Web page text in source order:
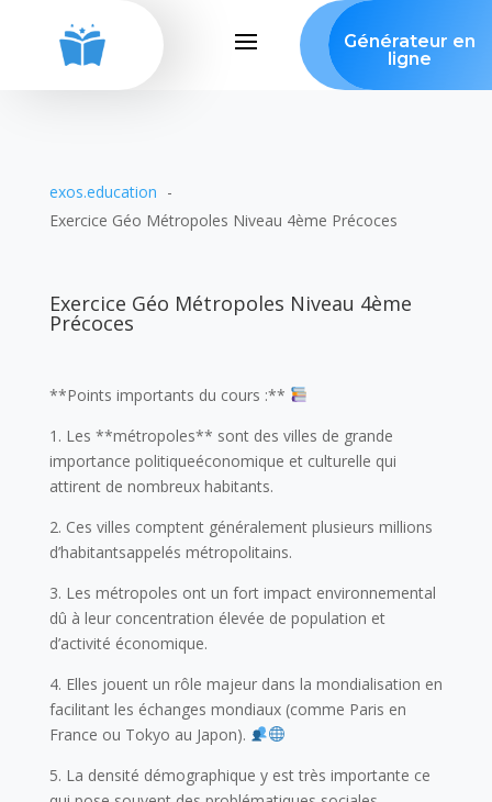
Générateur en
ligne
exos.education
Exercice Géo Métropoles Niveau 4ème Précoces
Exercice Géo Métropoles Niveau 4ème
Précoces
**Points importants du cours :**
1. Les **métropoles** sont des villes de grande
importance politiqueéconomique et culturelle qui
attirent de nombreux habitants.
2. Ces villes comptent généralement plusieurs millions
d’habitantsappelés métropolitains.
3. Les métropoles ont un fort impact environnemental
dû à leur concentration élevée de population et
d’activité économique.
4. Elles jouent un rôle majeur dans la mondialisation en
facilitant les échanges mondiaux (comme Paris en
France ou Tokyo au Japon).
5. La densité démographique y est très importante ce